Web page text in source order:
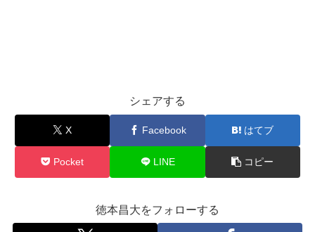
シェアする
X Facebook はてブ
Pocket LINE コピー
徳本昌大をフォローする